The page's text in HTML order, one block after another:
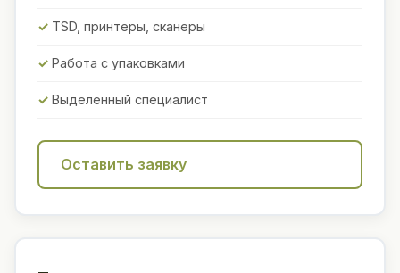
TSD, принтеры, сканеры
Работа с упаковками
Выделенный специалист
Оставить заявку